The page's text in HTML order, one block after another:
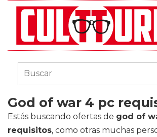
God of war 4 pc
Estás buscando ofertas de god of
requisitos, como otras muchas